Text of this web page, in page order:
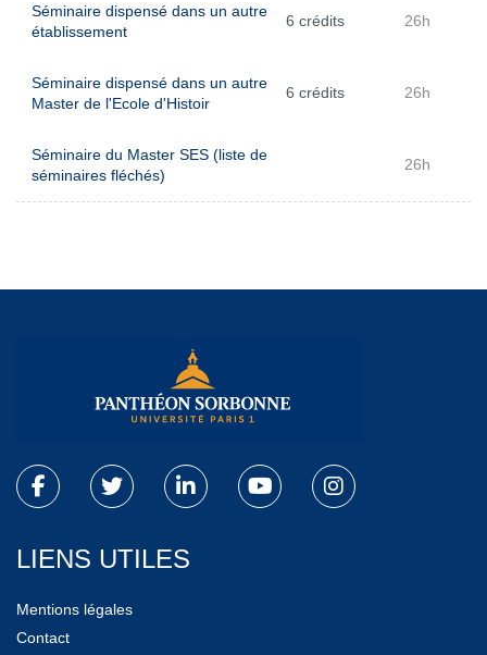
Séminaire dispensé dans un autre
établissement
6 crédits 26h
Séminaire dispensé dans un autre
Master de l'Ecole d'Histoir
6 crédits 26h
Séminaire du Master SES (liste de
séminaires fléchés)
26h
LIENS UTILES
Mentions légales
Contact